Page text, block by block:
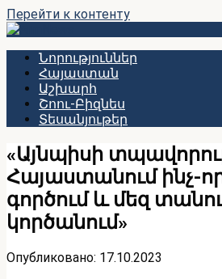
Перейти к контенту
Նորություններ
Հայաստան
Աշխարհ
Շոու-Բիզնես
Տեսանյութեր
«Այնպիսի
Հայաստանում ինչ-
գործում և մեզ
կործանում»
Опубликовано: 17.10.2023